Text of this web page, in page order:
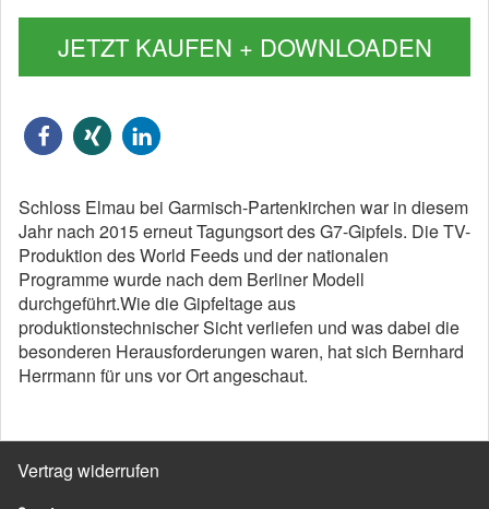
JETZT KAUFEN + DOWNLOADEN
Schloss Elmau bei Garmisch-Partenkirchen war in diesem
Jahr nach 2015 erneut Tagungsort des G7-Gipfels. Die TV-
Produktion des World Feeds und der nationalen
Programme wurde nach dem Berliner Modell
durchgeführt.Wie die Gipfeltage aus
produktionstechnischer Sicht verliefen und was dabei die
besonderen Herausforderungen waren, hat sich Bernhard
Herrmann für uns vor Ort angeschaut.
Vertrag widerrufen